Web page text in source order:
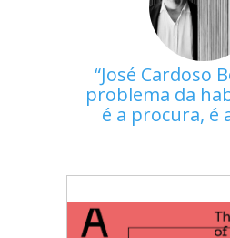
José Cardoso
problema da
é a procura, é